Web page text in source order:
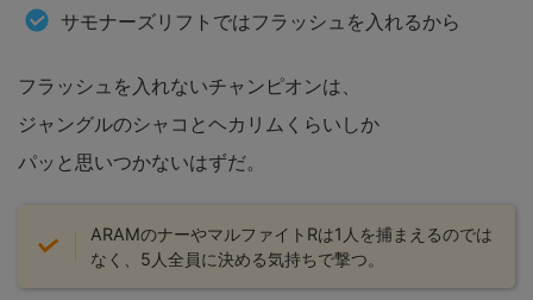
サモナーズリフトではフラッシュを入れるから
フラッシュを入れないチャンピオンは、
ジャングルのシャコとヘカリムくらいしか
パッと思いつかないはずだ。
ARAMのナーやマルファイトRは1人を捕まえるのでは
なく、5人全員に決める気持ちで撃つ。